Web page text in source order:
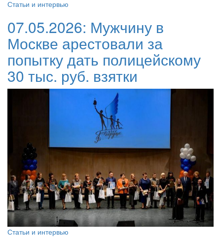
Статьи и интервью
07.05.2026: Мужчину в
Москве арестовали за
попытку дать полицейскому
30 тыс. руб. взятки
Статьи и интервью